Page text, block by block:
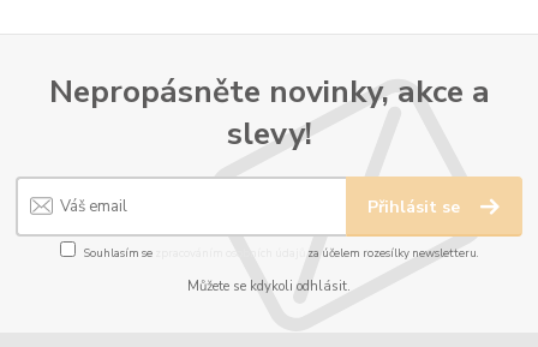
Nepropásněte novinky, akce a
slevy!
Přihlásit se
Souhlasím se za účelem rozesílky newsletteru.
Můžete se kdykoli odhlásit.